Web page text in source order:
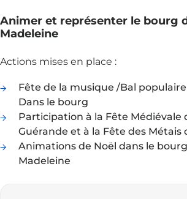
Animer et représenter le bourg
Madeleine
Actions mises en place :
Fête de la musique /Bal populaire
Dans le bourg
Participation à la Fête Médiévale
Guérande et à la Fête des Métais
Animations de Noël dans le
Madeleine